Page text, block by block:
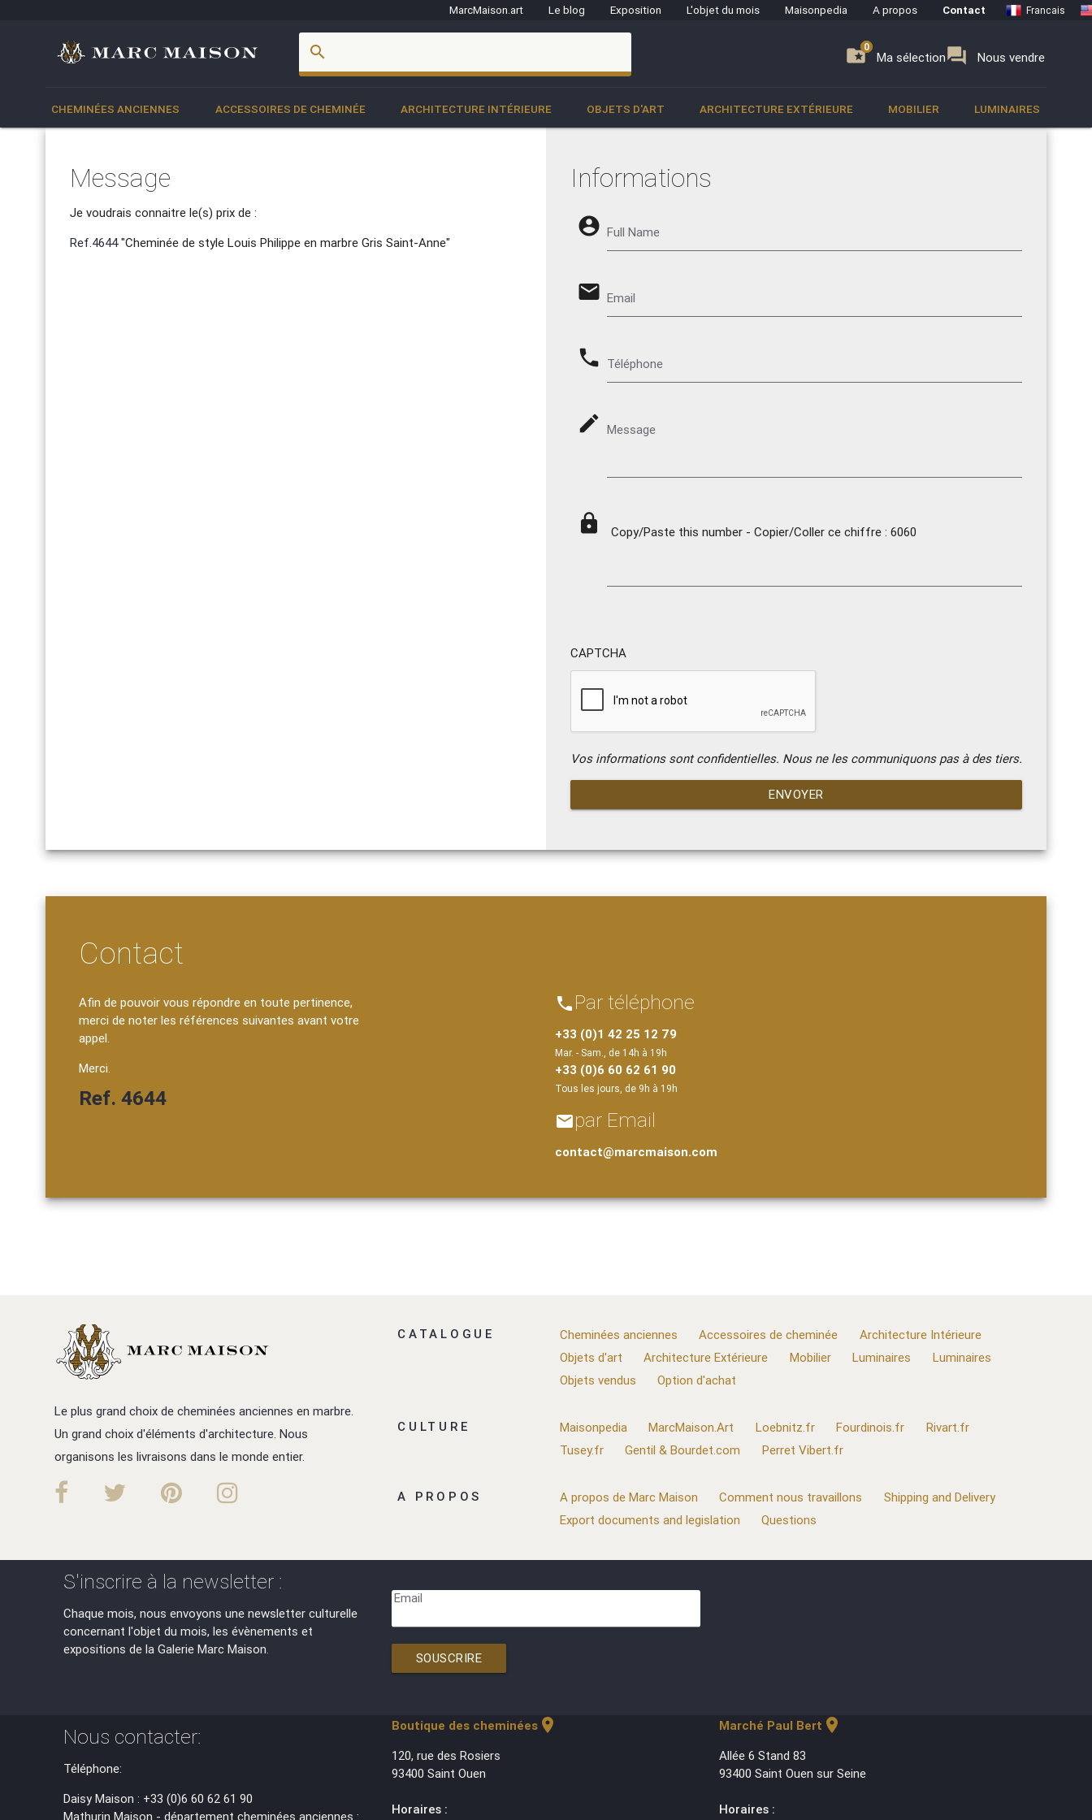
MarcMaison.art Le blog Exposition L'objet du mois Maisonpedia A propos Contact Francais
search folder_special Ma sélection
0 forum Nous vendre
0
CHEMINÉES ANCIENNES ACCESSOIRES DE CHEMINÉE ARCHITECTURE INTÉRIEURE OBJETS D'ART ARCHITECTURE EXTÉRIEURE MOBILIER LUMINAIRES
Message
Je voudrais connaitre le(s) prix de :
Ref.4644"Cheminée de style Louis Philippe en marbre Gris Saint-Anne"
Informations
account_circle Full Name
email Email
phone Téléphone
mode_edit Message
lock Copy/Paste this number - Copier/Coller ce chiffre : 6060
CAPTCHA
Vos informations sont confidentielles. Nous ne les communiquons pas à des tiers.
ENVOYER
Contact
Afin de pouvoir vous répondre en toute pertinence,
merci de noter les références suivantes avant votre
appel.
Merci.
Ref. 4644
phone Par téléphone
+33 (0)1 42 25 12 79
Mar. - Sam., de 14h à 19h
+33 (0)6 60 62 61 90
Tous les jours, de 9h à 19h
emailpar Email
contact@marcmaison.com
Le plus grand choix de cheminées anciennes en marbre.
Un grand choix d'éléments d'architecture. Nous
organisons les livraisons dans le monde entier.
CATALOGUE Cheminées anciennes Accessoires de cheminée
Architecture Intérieure
Objets d'art
Architecture Extérieure Mobilier Luminaires
Luminaires
Objets vendus
Option d'achat
CULTURE Maisonpedia MarcMaison.Art Loebnitz.fr Fourdinois.fr
Rivart.fr
Tusey.fr
Gentil & Bourdet.com Perret Vibert.fr
A PROPOS A propos de Marc Maison Comment nous travaillons
Shipping and Delivery
Export documents and legislation
Questions
S'inscrire à la newsletter :
Chaque mois, nous envoyons une newsletter culturelle
concernant l'objet du mois, les évènements et
expositions de la Galerie Marc Maison.
Email
SOUSCRIRE
Nous contacter:
Téléphone:
Daisy Maison : +33 (0)6 60 62 61 90
Mathurin Maison - département cheminées anciennes :
Boutique des cheminéeslocation_on
120, rue des Rosiers
93400 Saint Ouen
Horaires :
Marché Paul Bert location_on
Allée 6 Stand 83
93400 Saint Ouen sur Seine
Horaires :